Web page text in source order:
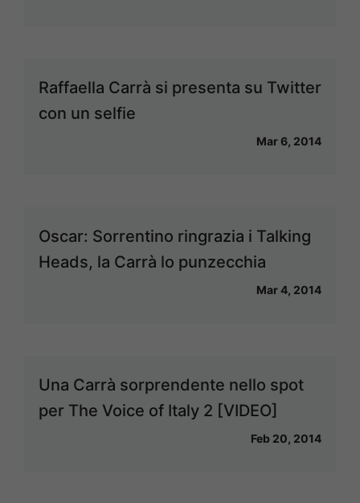
Raffaella Carrà si presenta su Twitter
con un selfie
Mar 6, 2014
Oscar: Sorrentino ringrazia i Talking
Heads, la Carrà lo punzecchia
Mar 4, 2014
Una Carrà sorprendente nello spot
per The Voice of Italy 2 [VIDEO]
Feb 20, 2014